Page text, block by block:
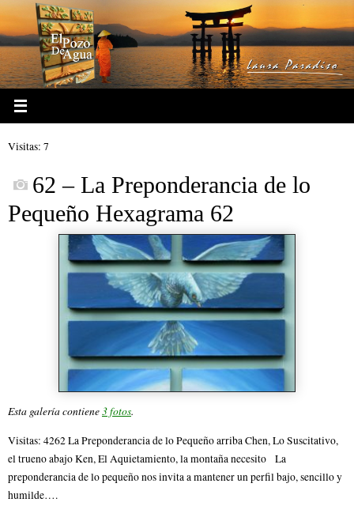
Ir
al
contenido
Visitas: 7
62 – La Preponderancia de lo
Pequeño Hexagrama 62
Esta galería contiene3 fotos.
Visitas: 4262 La Preponderancia de lo Pequeño arriba Chen, Lo Suscitativo,
el trueno abajo Ken, El Aquietamiento, la montaña necesito La
preponderancia de lo pequeño nos invita a mantener un perfil bajo, sencillo y
humilde….